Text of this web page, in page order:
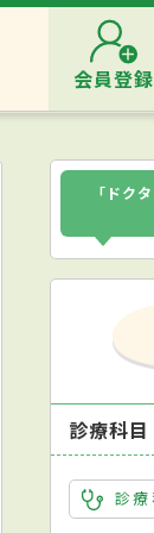
会員登録
「ドク
診療科目
診